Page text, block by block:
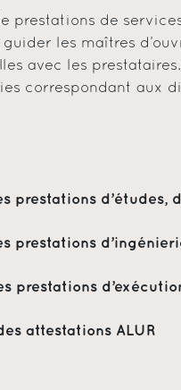
prestations de
les maîtres
avec les prestataires.
correspondant aux
prestations d’études,
prestations
prestations
attestations ALUR